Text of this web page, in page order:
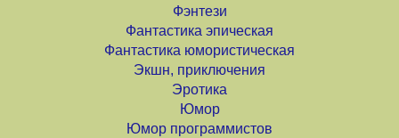
Фэнтези
Фантастика эпическая
Фантастика юмористическая
Экшн, приключения
Эротика
Юмор
Юмор программистов